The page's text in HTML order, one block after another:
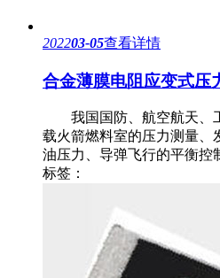
202203-05查看详情
合金薄膜电阻应变式压
我国国防、航空航天、
载火箭燃料室的压力测量、
油压力、导弹飞行的平衡控
标签：